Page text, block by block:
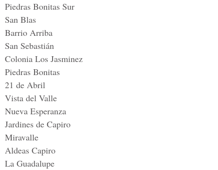
Piedras Bonitas Sur
San Blas
Barrio Arriba
San Sebastián
Colonia Los Jasminez
Piedras Bonitas
21 de Abril
Vista del Valle
Nueva Esperanza
Jardines de Capiro
Miravalle
Aldeas Capiro
La Guadalupe